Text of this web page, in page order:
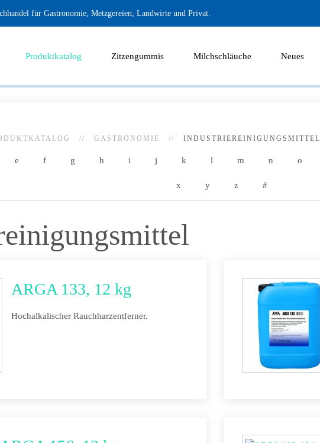
für Gastronomie, Metzgereien, Landwirte und Privat.
Produktkatalog Zitzengummis Milchschläuche Neues
GASTRONOMIE INDUSTRIEREINIGUNGSMITTEL
e f g h i j k l m n o
x y z #
ARGA 133, 12 kg
Hochalkalischer Rauchharzentferner.